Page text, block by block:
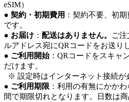
eSIM）
● 契約・初期費用 ：契約不要、初
です。
● お届け ： 配送はありません。
ご
ルアドレス宛にQRコードをお送り
● ご利用開始：QRコードをスキャ
だけます。
※ 設定時はインターネット接続が
● ご利用期限 ：利用の有無にかか
間で期限切れとなります。日数は